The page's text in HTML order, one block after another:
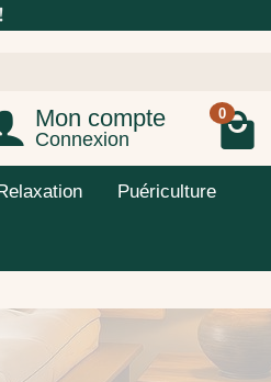
Mon compte
Connexion
0
Relaxation Puériculture